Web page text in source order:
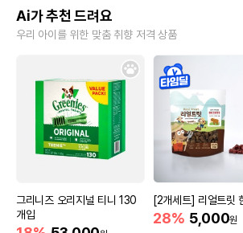
Ai가 추천 드려요
우리 아이를 위한 맞춤 취향 저격 상품
그리니즈 오리지널 티니 130
개입
[2개세트] 리얼트릿
28% 5,000원